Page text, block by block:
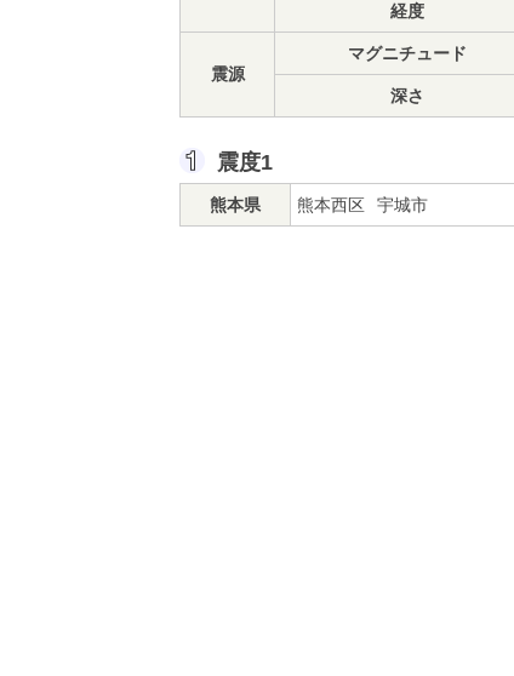
経度
震源
マグニチュード
深さ
震度1
熊本県 熊本西区 宇城市